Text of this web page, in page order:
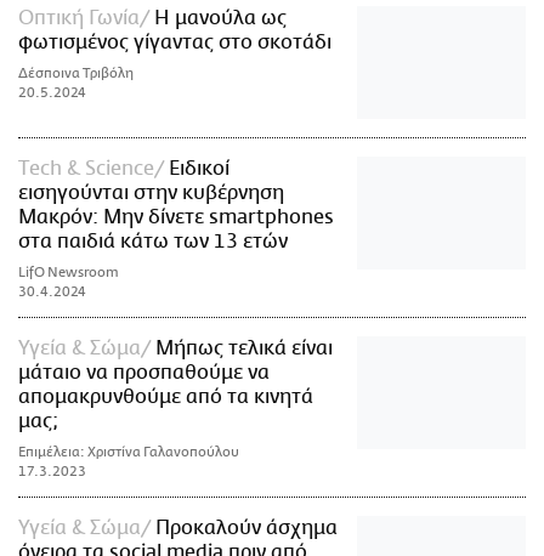
Οπτική Γωνία
Η μανούλα ως
φωτισμένος γίγαντας στο σκοτάδι
Δέσποινα Τριβόλη
20.5.2024
Τech & Science
Ειδικοί
εισηγούνται στην κυβέρνηση
Μακρόν: Μην δίνετε smartphones
στα παιδιά κάτω των 13 ετών
LifO Newsroom
30.4.2024
Υγεία & Σώμα
Μήπως τελικά είναι
μάταιο να προσπαθούμε να
απομακρυνθούμε από τα κινητά
μας;
Επιμέλεια: Χριστίνα Γαλανοπούλου
17.3.2023
Υγεία & Σώμα
Προκαλούν άσχημα